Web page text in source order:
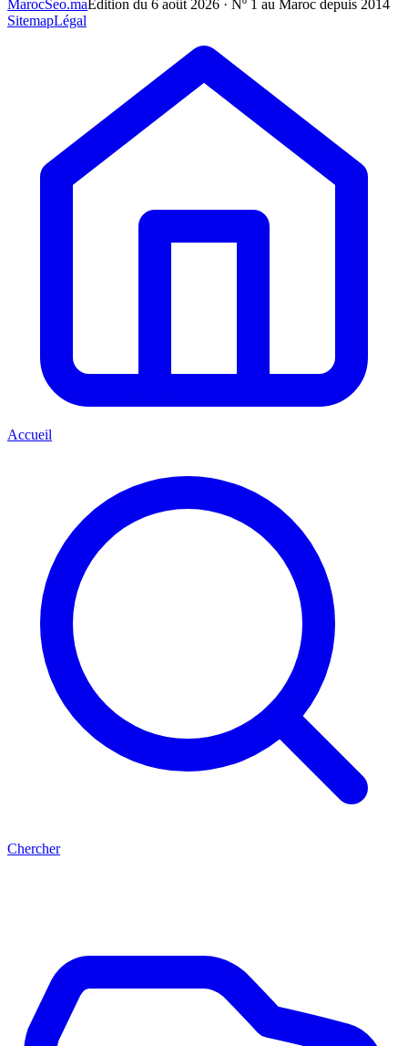
MarocSeo.maÉdition du 6 août 2026 · Nº 1 au Maroc depuis 2014
SitemapLégal
Accueil
Chercher